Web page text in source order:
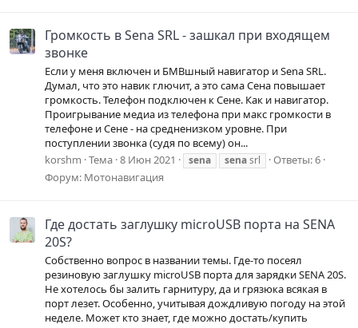
Громкость в Sena SRL - зашкал при входящем
звонке
Если у меня включен и БМВшный навигатор и Sena SRL.
Думал, что это навик глючит, а это сама Сена повышает
громкость. Телефон подключен к Сене. Как и навигатор.
Проигрывание медиа из телефона при макс громкости в
телефоне и Сене - на средненизком уровне. При
поступлении звонка (судя по всему) он...
korshm Тема 8 Июн 2021 sena senasrl
Ответы: 6
Форум: Мотонавигация
Где достать заглушку microUSB порта на SENA
20S?
Собственно вопрос в названии темы. Где-то посеял
резиновую заглушку microUSB порта для зарядки SENA 20S.
Не хотелось бы залить гарнитуру, да и грязюка всякая в
порт лезет. Особенно, учитывая дождливую погоду на этой
неделе. Может кто знает, где можно достать/купить